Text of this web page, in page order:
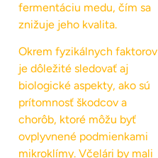
fermentáciu medu, čím sa
znižuje jeho kvalita.
Okrem fyzikálnych faktorov
je dôležité sledovať aj
biologické aspekty, ako sú
prítomnosť škodcov a
chorôb, ktoré môžu byť
ovplyvnené podmienkami
mikroklímy. Včelári by mali